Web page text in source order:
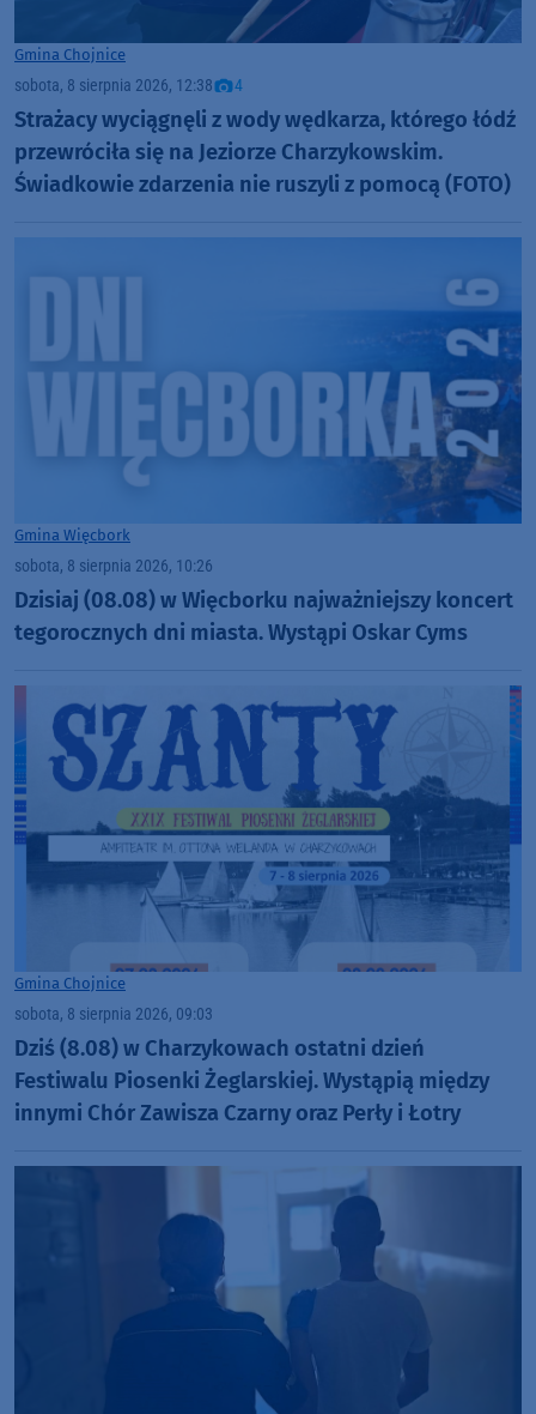
Gmina Chojnice
sobota, 8 sierpnia 2026, 12:38 4
Strażacy wyciągnęli z wody wędkarza, którego łódź
przewróciła się na Jeziorze Charzykowskim.
Świadkowie zdarzenia nie ruszyli z pomocą (FOTO)
Gmina Więcbork
sobota, 8 sierpnia 2026, 10:26
Dzisiaj (08.08) w Więcborku najważniejszy koncert
tegorocznych dni miasta. Wystąpi Oskar Cyms
Gmina Chojnice
sobota, 8 sierpnia 2026, 09:03
Dziś (8.08) w Charzykowach ostatni dzień
Festiwalu Piosenki Żeglarskiej. Wystąpią między
innymi Chór Zawisza Czarny oraz Perły i Łotry